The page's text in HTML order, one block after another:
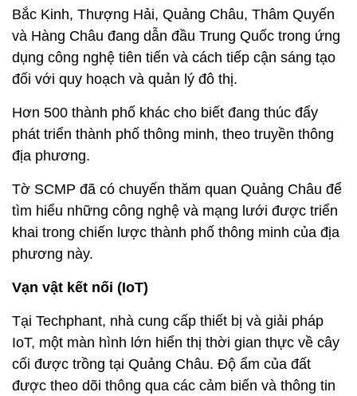
Bắc Kinh, Thượng Hải, Quảng Châu, Thâm Quyến
và Hàng Châu đang dẫn đầu Trung Quốc trong ứng
dụng công nghệ tiên tiến và cách tiếp cận sáng tạo
đối với quy hoạch và quản lý đô thị.
Hơn 500 thành phố khác cho biết đang thúc đẩy
phát triển thành phố thông minh, theo truyền thông
địa phương.
Tờ SCMP đã có chuyến thăm quan Quảng Châu để
tìm hiểu những công nghệ và mạng lưới được triển
khai trong chiến lược thành phố thông minh của địa
phương này.
Vạn vật kết nối (IoT)
Tại Techphant, nhà cung cấp thiết bị và giải pháp
IoT, một màn hình lớn hiển thị thời gian thực về cây
cối được trồng tại Quảng Châu. Độ ẩm của đất
được theo dõi thông qua các cảm biến và thông tin